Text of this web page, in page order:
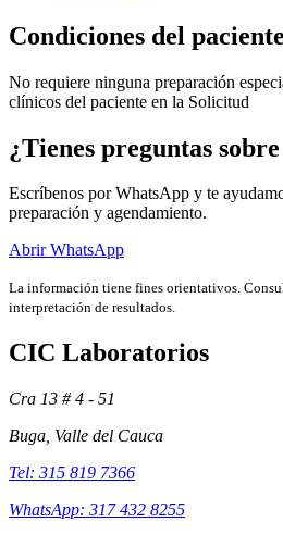
Condiciones del paciente
No requiere ninguna preparación
clínicos del paciente en la Solicitud
¿Tienes preguntas
Escríbenos por WhatsApp y te
preparación y agendamiento.
Abrir WhatsApp
La información tiene fines orientativos.
interpretación de resultados.
CIC Laboratorios
Cra 13 # 4 - 51
Buga, Valle del Cauca
Tel: 315 819 7366
WhatsApp: 317 432 8255